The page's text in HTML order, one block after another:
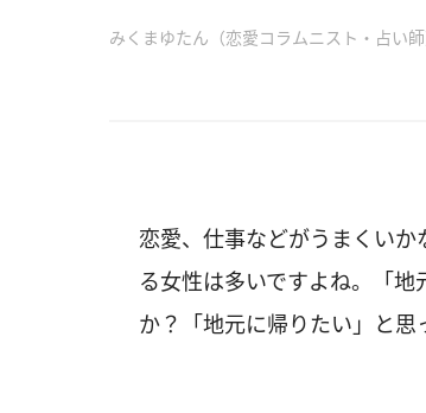
みくまゆたん（恋愛コラムニスト・占い師
恋愛、仕事などがうまくい
る女性は多いですよね。「
か？「地元に帰りたい」と思